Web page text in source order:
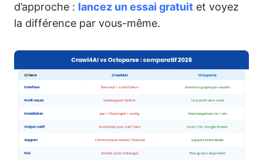
d’approche : lancez un essai gratuit et voyez
la différence par vous-même.